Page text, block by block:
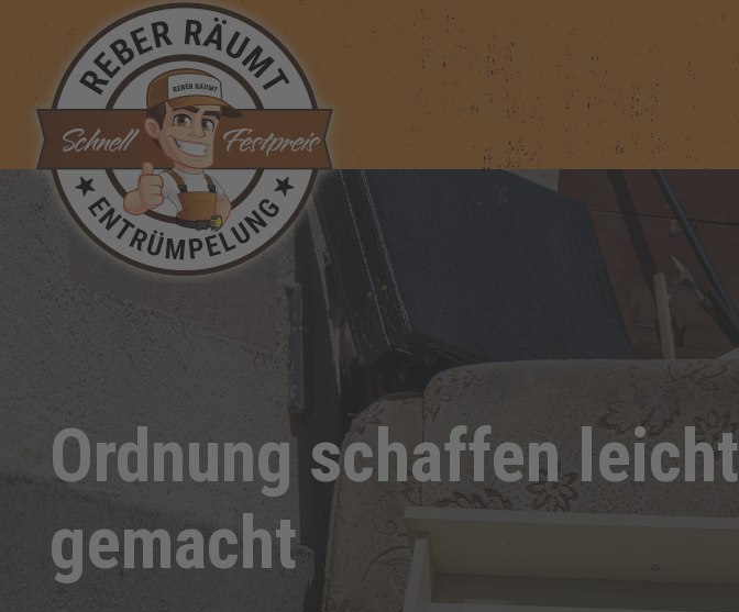
springen
Ordnung schaffen leicht
gemacht